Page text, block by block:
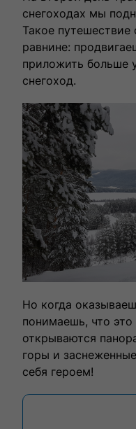
снегоходах мы
Такое путешествие
равнине:
приложить больше
снегоход.
Но когда
понимаешь, что
открываются
горы и
себя героем!